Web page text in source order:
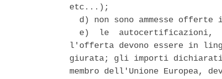
etc...);
d) non sono ammesse offerte
e)  le  autocertificazioni,
l'offerta devono essere in
giurata; gli importi
membro dell'Unione Europea,